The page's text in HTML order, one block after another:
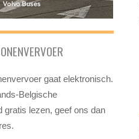
gaat elektronisch.
Belgische
gratis lezen, geef ons dan